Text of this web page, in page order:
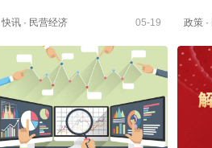
快讯· 民营经济 05-19 政策 ·